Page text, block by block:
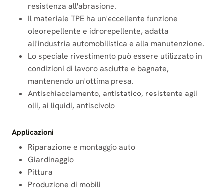
resistenza all'abrasione.
Il materiale TPE ha un'eccellente funzione
oleorepellente e idrorepellente, adatta
all'industria automobilistica e alla manutenzione.
Lo speciale rivestimento può essere utilizzato in
condizioni di lavoro asciutte e bagnate,
mantenendo un'ottima presa.
Antischiacciamento, antistatico, resistente agli
olii, ai liquidi, antiscivolo
Applicazioni
Riparazione e montaggio auto
Giardinaggio
Pittura
Produzione di mobili